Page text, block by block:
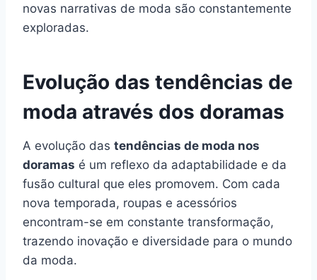
novas narrativas de moda são constantemente
exploradas.
Evolução das tendências de
moda através dos doramas
A evolução das tendências de moda nos
doramas é um reflexo da adaptabilidade e da
fusão cultural que eles promovem. Com cada
nova temporada, roupas e acessórios
encontram-se em constante transformação,
trazendo inovação e diversidade para o mundo
da moda.